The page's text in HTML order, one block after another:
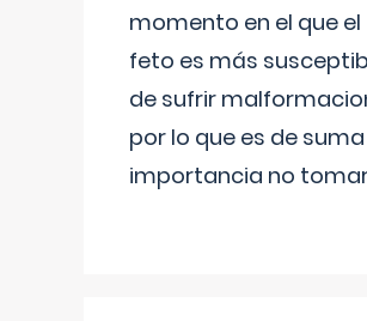
momento en el que el
feto es más
de sufrir
por lo que es de suma
importancia no